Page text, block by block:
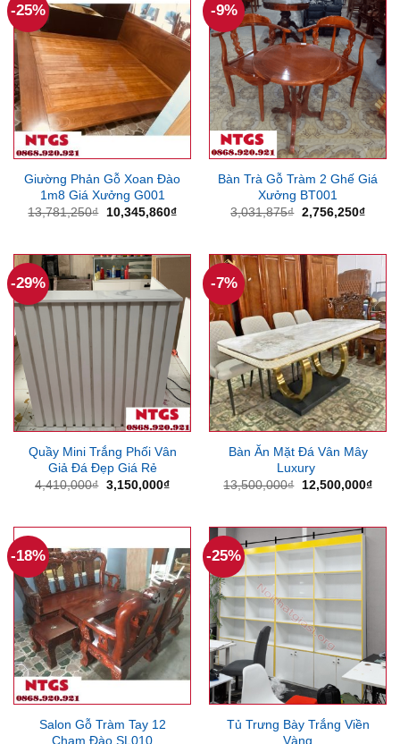
-25%
Giường Phản Gỗ Xoan Đào
1m8 Giá Xưởng G001
13,781,250₫
Giá
10,345,860₫Giá
10,345,860₫.
-9%
Bàn Trà Gỗ Tràm 2 Ghế Giá
Xưởng BT001
3,031,875₫ Giá
2,756,250₫Giá
-29%
Quầy Mini Trắng Phối Vân
Giả Đá Đẹp Giá Rẻ
4,410,000₫ Giá
3,150,000₫Giá
3,150,000₫.
-7%
Bàn Ăn Mặt Đá Vân Mây
Luxury
13,500,000₫
Giá
12,500,000₫Giá
-18%
Salon Gỗ Tràm Tay 12
Chạm Đào SL010
-25%
Tủ Trưng Bày Trắng Viền
Vàng